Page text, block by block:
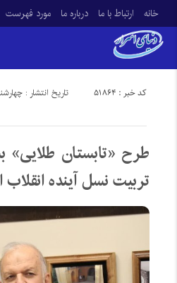
خانه ارتباط با ما درباره ما مورد فهرست
تاریخ انتشار : چهارشنبه ۱۲ شهریور کد خبر : 51864
طرح «تابستان طلایی»
تربیت نسل آینده